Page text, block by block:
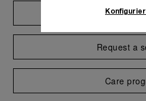
Extend
Request a
Care
Klicken Sie auf „Alle
Einverständnis für die
erwähnten Cookies zu
akzeptieren“, um Ihr
geben, dass nur